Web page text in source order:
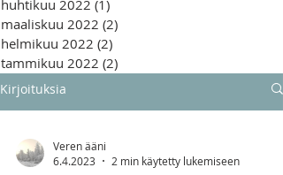
Kirjoituksia
Veren ääni
6.4.2023
2 min käytetty lukemiseen
huhtikuu 2022 (1)
maaliskuu 2022 (2)
helmikuu 2022 (2)
tammikuu 2022 (2)